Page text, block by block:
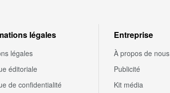
légales
légales
éditoriale
de confidentialité
Entreprise
À propos de nous
Publicité
Kit média